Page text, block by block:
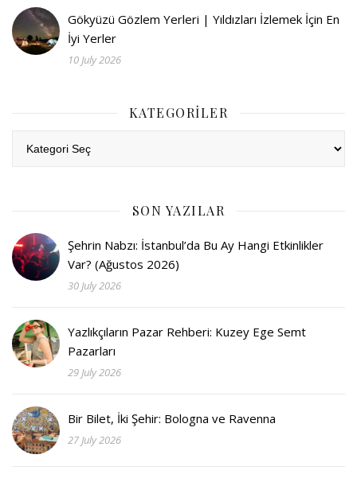
Gökyüzü Gözlem Yerleri | Yıldızları İzlemek İçin En
İyi Yerler
10 July 2026
KATEGORILER
SON YAZILAR
Şehrin Nabzı: İstanbul’da Bu Ay Hangi Etkinlikler
Var? (Ağustos 2026)
30 July 2026
Yazlıkçıların Pazar Rehberi: Kuzey Ege Semt
Pazarları
29 July 2026
Bir Bilet, İki Şehir: Bologna ve Ravenna
27 July 2026